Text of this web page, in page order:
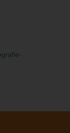
Ziel, ihre